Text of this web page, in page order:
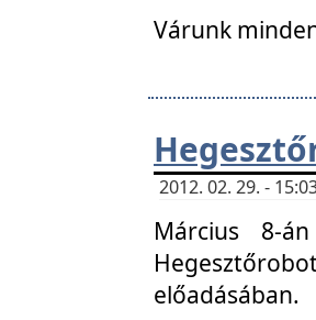
Várunk
2012. 02. 29. -
Március 8-
előadásában.